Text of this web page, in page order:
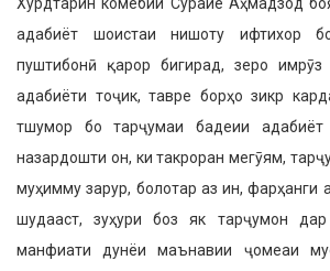
адабиёт шоистаи нишоту ифтихор
пуштибонӣ қарор бигирад, зеро
адабиёти тоҷик, тав­ре борҳо зикр
тшумор бо тарҷумаи бадеии
назардошти он, ки такроран мегӯям,
муҳимму зарур, болотар аз ин, фарҳанги
шудааст, зуҳури боз як тарҷумон
манфиати дунёи маънавии ҷомеаи